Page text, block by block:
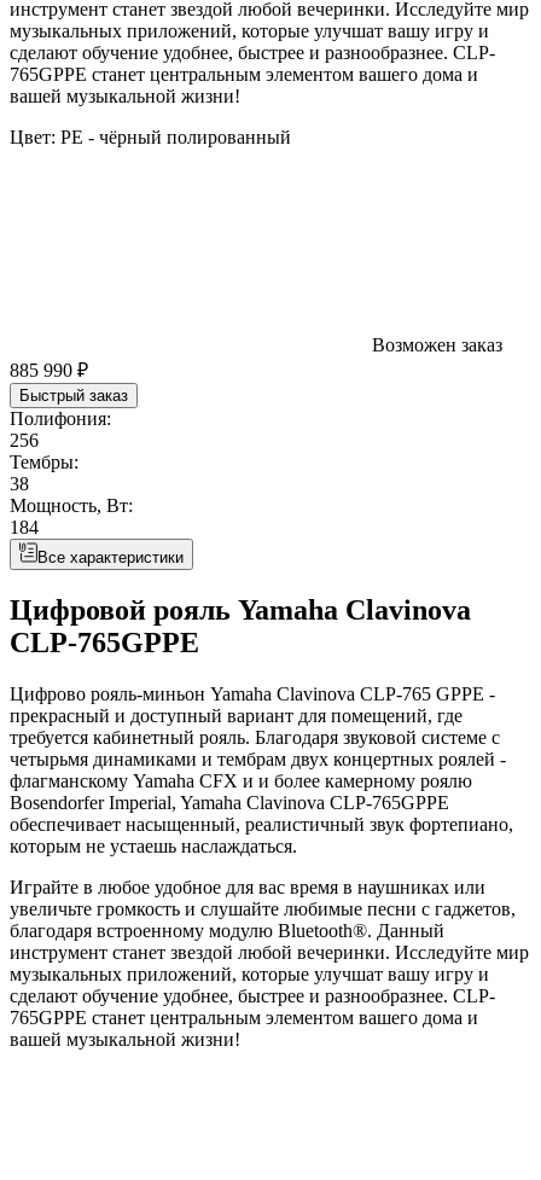
инструмент станет звездой любой вечеринки. Исследуйте мир
музыкальных приложений, которые улучшат вашу игру и
сделают обучение удобнее, быстрее и разнообразнее. CLP-
765GPPE станет центральным элементом вашего дома и
вашей музыкальной жизни!
Цвет: PE - чёрный полированный
Возможен заказ
885 990 ₽
Быстрый заказ
Полифония:
256
Тембры:
38
Мощность, Вт:
184
Все характеристики
Цифровой рояль Yamaha Clavinova
CLP-765GPPE
Цифрово рояль-миньон Yamaha Clavinova CLP-765 GPPE -
прекрасный и доступный вариант для помещений, где
требуется кабинетный рояль. Благодаря звуковой системе с
четырьмя динамиками и тембрам двух концертных роялей -
флагманскому Yamaha CFX и и более камерному роялю
Bosendorfer Imperial, Yamaha Clavinova CLP-765GPPE
обеспечивает насыщенный, реалистичный звук фортепиано,
которым не устаешь наслаждаться.
Играйте в любое удобное для вас время в наушниках или
увеличьте громкость и слушайте любимые песни с гаджетов,
благодаря встроенному модулю Bluetooth®. Данный
инструмент станет звездой любой вечеринки. Исследуйте мир
музыкальных приложений, которые улучшат вашу игру и
сделают обучение удобнее, быстрее и разнообразнее. CLP-
765GPPE станет центральным элементом вашего дома и
вашей музыкальной жизни!